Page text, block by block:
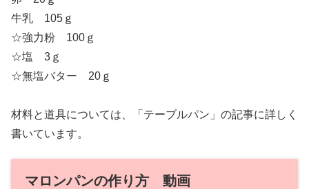
牛乳 105ｇ
☆強力粉 100ｇ
☆塩 3ｇ
☆無塩バター 20ｇ
材料と道具については、「テーブルパン」の記事に詳しく
書いています。
マロンパンの作り方 動画